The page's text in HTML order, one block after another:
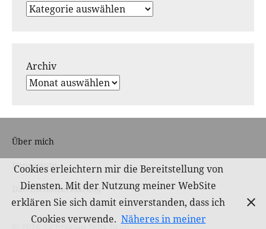
Archiv
Über mich
Impressum
Datenschutzerklärung
Cookies erleichtern mir die Bereitstellung von
Diensten. Mit der Nutzung meiner WebSite
erklären Sie sich damit einverstanden, dass ich
Cookies verwende. Näheres in meiner